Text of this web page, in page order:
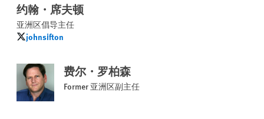
约翰・席夫顿
亚洲区倡导主任
johnsifton
johnsifton
费尔・罗柏森
Former 亚洲区副主任